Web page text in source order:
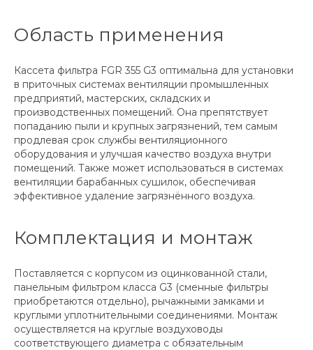
Область применения
Кассета фильтра FGR 355 G3 оптимальна для установки
в приточных системах вентиляции промышленных
предприятий, мастерских, складских и
производственных помещений. Она препятствует
попаданию пыли и крупных загрязнений, тем самым
продлевая срок службы вентиляционного
оборудования и улучшая качество воздуха внутри
помещений. Также может использоваться в системах
вентиляции барабанных сушилок, обеспечивая
эффективное удаление загрязнённого воздуха.
Комплектация и монтаж
Поставляется с корпусом из оцинкованной стали,
панельным фильтром класса G3 (сменные фильтры
приобретаются отдельно), рычажными замками и
круглыми уплотнительными соединениями. Монтаж
осуществляется на круглые воздуховоды
соответствующего диаметра с обязательным